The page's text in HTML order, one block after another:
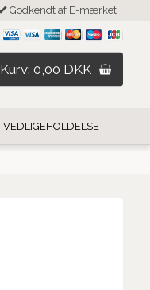
Godkendt af E-mærket
Kurv: 0,00 DKK
VEDLIGEHOLDELSE